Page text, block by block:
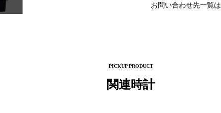
お問い合わせ先一覧は
PICKUP PRODUCT
関連時計